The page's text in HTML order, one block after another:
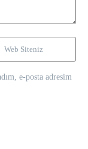
e-posta adresim